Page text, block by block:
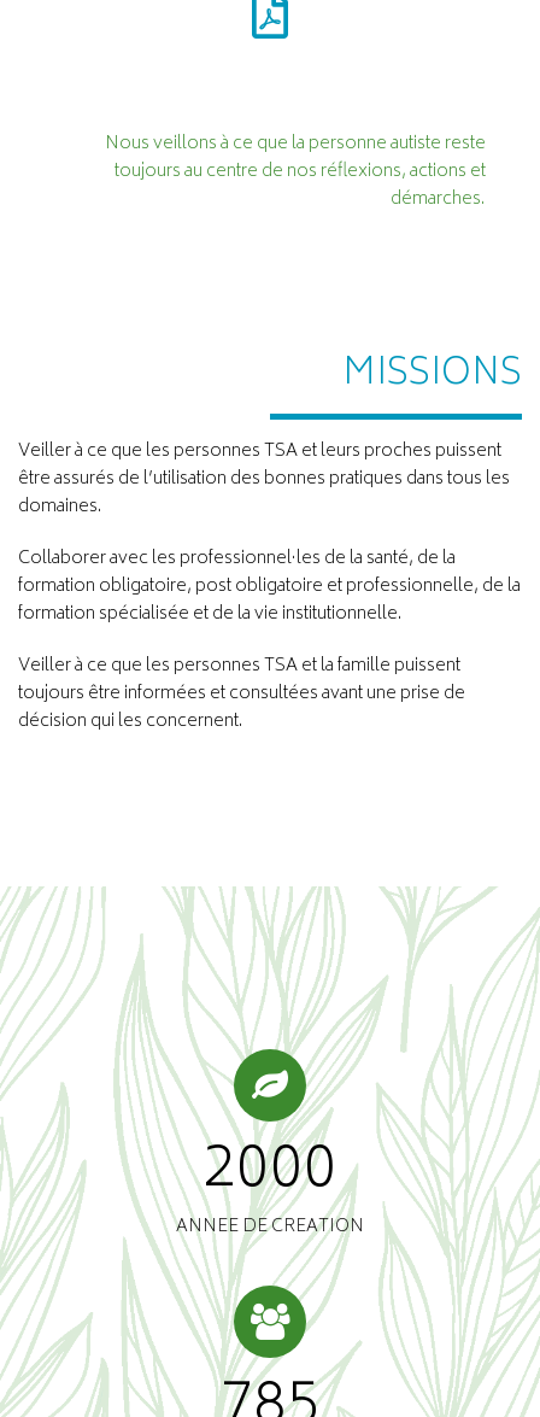
Nous veillons à ce que la personne autiste reste
toujours au centre de nos réflexions, actions et
démarches.
MISSIONS
Veiller à ce que les personnes TSA et leurs proches puissent
être assurés de l’utilisation des bonnes pratiques dans tous les
domaines.
Collaborer avec les professionnel·les de la santé, de la
formation obligatoire, post obligatoire et professionnelle, de la
formation spécialisée et de la vie institutionnelle.
Veiller à ce que les personnes TSA et la famille puissent
toujours être informées et consultées avant une prise de
décision qui les concernent.
2007
ANNEE DE CREATION